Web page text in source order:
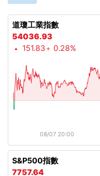
道瓊工業指數
54036.93
0.28%
151.83
08/07 20:00
S&P500指數
7757.64